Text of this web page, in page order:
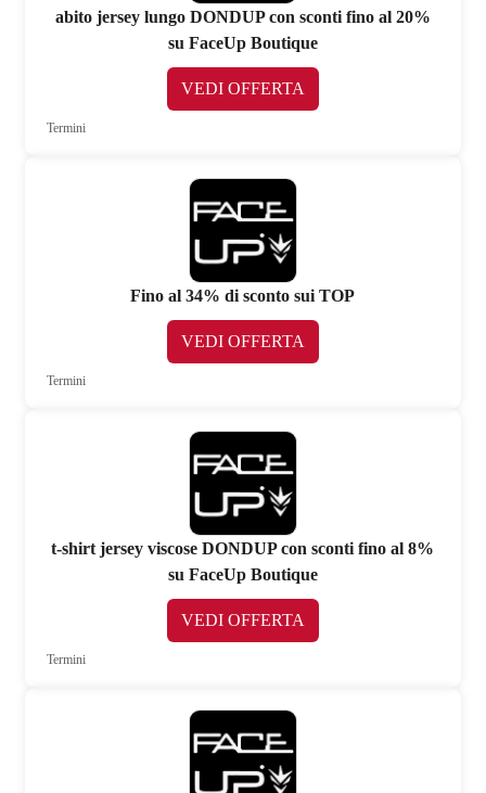
abito jersey lungo DONDUP con sconti fino al 20%
su FaceUp Boutique
VEDI OFFERTA
Termini
Fino al 34% di sconto sui TOP
VEDI OFFERTA
Termini
t-shirt jersey viscose DONDUP con sconti fino al 8%
su FaceUp Boutique
VEDI OFFERTA
Termini